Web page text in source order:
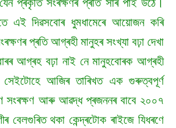
এই দিৱসবোৰ ধুমধামেৰে আয়োজন কৰি
প্ৰতি আগ্ৰহী মানুহৰ সংখ্যা বঢ়া দেখা
আগ্ৰহ বঢ়া নাই নে মানুহবোৰক আগ্ৰহী
সেইটোহে আজিৰ তাৰিখত এক গুৰুত্বপূৰ্ণ
সংৰক্ষণ আৰু আৱদ্ধ প্ৰজননৰ বাবে ২০০৭
বেলগুৰিত থকা কেন্দ্ৰটোক ৰাইজে যিধৰণে